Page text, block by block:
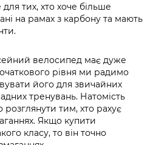
для тих, хто хоче більше
на рамах з карбону та мають
велосипед має дуже
рівня ми радимо
його для звичайних
тренувань. Натомість
розглянути тим, хто рахує
Якщо купити
класу, то він точно